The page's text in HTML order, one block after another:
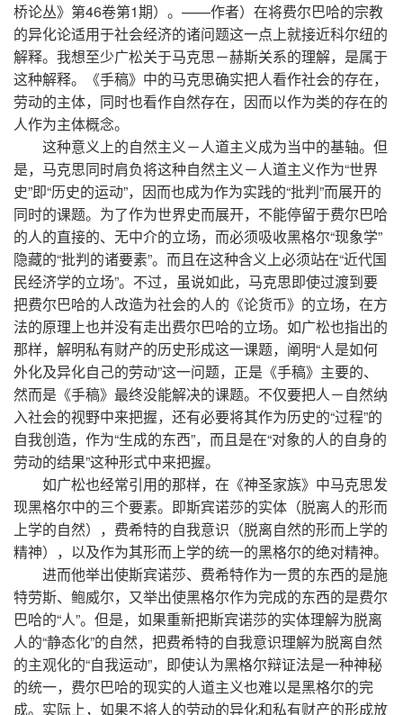
桥论丛》第46卷第1期）。——作者）在将费尔巴哈的宗教
的异化论适用于社会经济的诸问题这一点上就接近科尔纽的
解释。我想至少广松关于马克思－赫斯关系的理解，是属于
这种解释。《手稿》中的马克思确实把人看作社会的存在，
劳动的主体，同时也看作自然存在，因而以作为类的存在的
人作为主体概念。
这种意义上的自然主义－人道主义成为当中的基轴。但
是，马克思同时肩负将这种自然主义－人道主义作为“世界
史”即“历史的运动”，因而也成为作为实践的“批判”而展开的
同时的课题。为了作为世界史而展开，不能停留于费尔巴哈
的人的直接的、无中介的立场，而必须吸收黑格尔“现象学”
隐藏的“批判的诸要素”。而且在这种含义上必须站在“近代国
民经济学的立场”。不过，虽说如此，马克思即使过渡到要
把费尔巴哈的人改造为社会的人的《论货币》的立场，在方
法的原理上也并没有走出费尔巴哈的立场。如广松也指出的
那样，解明私有财产的历史形成这一课题，阐明“人是如何
外化及异化自己的劳动”这一问题，正是《手稿》主要的、
然而是《手稿》最终没能解决的课题。不仅要把人－自然纳
入社会的视野中来把握，还有必要将其作为历史的“过程”的
自我创造，作为“生成的东西”，而且是在“对象的人的自身的
劳动的结果”这种形式中来把握。
如广松也经常引用的那样，在《神圣家族》中马克思发
现黑格尔中的三个要素。即斯宾诺莎的实体（脱离人的形而
上学的自然），费希特的自我意识（脱离自然的形而上学的
精神），以及作为其形而上学的统一的黑格尔的绝对精神。
进而他举出使斯宾诺莎、费希特作为一贯的东西的是施
特劳斯、鲍威尔，又举出使黑格尔作为完成的东西的是费尔
巴哈的“人”。但是，如果重新把斯宾诺莎的实体理解为脱离
人的“静态化”的自然，把费希特的自我意识理解为脱离自然
的主观化的“自我运动”，即使认为黑格尔辩证法是一种神秘
的统一，费尔巴哈的现实的人道主义也难以是黑格尔的完
成。实际上，如果不将人的劳动的异化和私有财产的形成放